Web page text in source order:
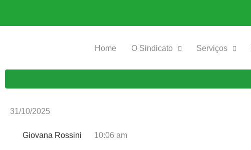
Home O Sindicato Serviços
31/10/2025
Giovana Rossini 10:06 am